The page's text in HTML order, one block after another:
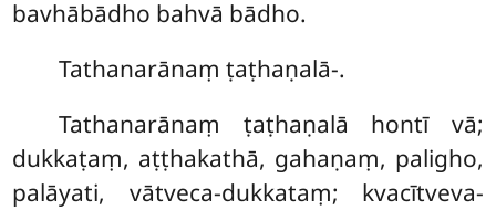
bavhābādho bahvā bādho.
Tathanarānaṃṭaṭhaṇalā-.
Tathanarānaṃ ṭaṭhaṇalā hontī vā;
dukkaṭaṃ, aṭṭhakathā, gahaṇaṃ, paligho,
palāyati, vātveca-dukkataṃ; kvacītveva-